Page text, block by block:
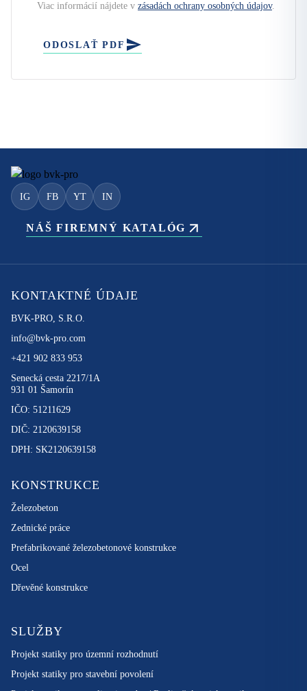
Viac informácií nájdete v zásadách ochrany osobných údajov.
ODOSLAŤ PDF
IG FB YT IN
NÁŠ FIREMNÝ KATALÓG
KONTAKTNÉ ÚDAJE
BVK-PRO, S.R.O.
info@bvk-pro.com
+421 902 833 953
Senecká cesta 2217/1A
931 01 Šamorín
IČO: 51211629
DIČ: 2120639158
DPH: SK2120639158
KONSTRUKCE
Železobeton
Zednické práce
Prefabrikované železobetonové konstrukce
Ocel
Dřevěné konstrukce
SLUŽBY
Projekt statiky pro územní rozhodnutí
Projekt statiky pro stavební povolení